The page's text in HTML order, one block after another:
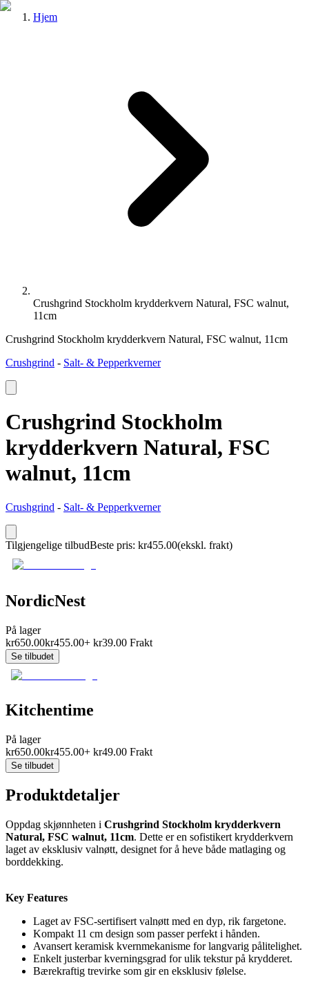
Hjem
Crushgrind Stockholm krydderkvern Natural, FSC walnut,
11cm
Crushgrind Stockholm krydderkvern Natural, FSC walnut, 11cm
Crushgrind - Salt- & Pepperkverner
Crushgrind Stockholm
krydderkvern Natural, FSC
walnut, 11cm
Crushgrind - Salt- & Pepperkverner
Tilgjengelige tilbudBeste pris: kr455.00(ekskl. frakt)
NordicNest
På lager
kr650.00kr455.00+ kr39.00 Frakt
Se tilbudet
Kitchentime
På lager
kr650.00kr455.00+ kr49.00 Frakt
Se tilbudet
Produktdetaljer
Oppdag skjønnheten i Crushgrind Stockholm krydderkvern
Natural, FSC walnut, 11cm. Dette er en sofistikert krydderkvern
laget av eksklusiv valnøtt, designet for å heve både matlaging og
borddekking.
Key Features
Laget av FSC-sertifisert valnøtt med en dyp, rik fargetone.
Kompakt 11 cm design som passer perfekt i hånden.
Avansert keramisk kvernmekanisme for langvarig pålitelighet.
Enkelt justerbar kverningsgrad for ulik tekstur på krydderet.
Bærekraftig trevirke som gir en eksklusiv følelse.